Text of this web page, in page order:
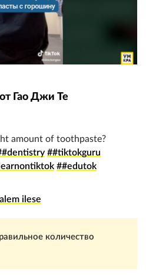
Гао Джи Те
amount of toothpaste?
##tiktokguru
##edutok
ilese
количество